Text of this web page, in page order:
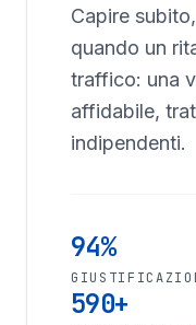
Capire
quando un
traffico: una
affidabile,
indipendenti.
94%
590+